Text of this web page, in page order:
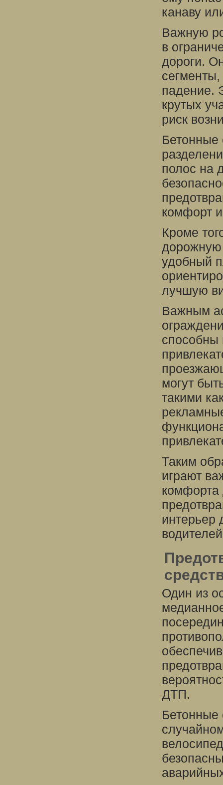
канаву
Важную
в
дороги.
падение.
крутых
риск
Бетонные
полос на
комфорт
Кроме
дорожную
удобный
лучшую
Важным
способны
могут
такими
Таким
играют
комфорта
интерьер
Один из
ДТП.
Бетонные